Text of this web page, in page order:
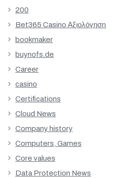
200
Bet365 Casino Αξιολόγηση
bookmaker
buynofs.de
Career
casino
Certifications
Cloud News
Company history
Computers, Games
Core values
Data Protection News